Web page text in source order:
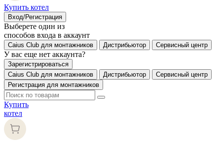
Купить котел
Вход/Регистрация
Выберете один из
способов входа в аккаунт
Caius Club для монтажников Дистрибьютор Сервисный центр
У вас еще нет аккаунта?
Зарегистрироваться
Caius Club для монтажников
Дистрибьютор
Сервисный центр
Регистрация для монтажников
Купить
котел